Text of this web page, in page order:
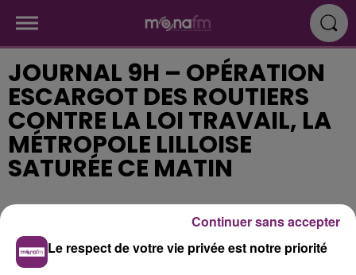
JOURNAL 9H – OPÉRATION
ESCARGOT DES ROUTIERS
CONTRE LA LOI TRAVAIL, LA
MÉTROPOLE LILLOISE
SATURÉE CE MATIN
Publié : 18 septembre 2017 à 9h13
Le respect de votre vie privée est notre priorité
Continuer sans accepter